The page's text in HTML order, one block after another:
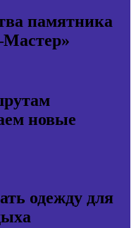
памятника
новые
одежду для